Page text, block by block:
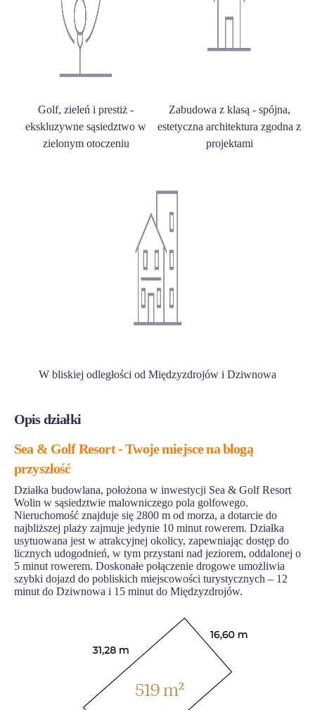
Golf, zieleń i prestiż -
ekskluzywne sąsiedztwo w
zielonym otoczeniu
Zabudowa z klasą - spójna,
estetyczna architektura zgodna z
projektami
W bliskiej odległości od Międzyzdrojów i Dziwnowa
Opis działki
Sea & Golf Resort - Twoje miejsce na błogą
przyszłość
Działka budowlana, położona w inwestycji Sea & Golf Resort
Wolin w sąsiedztwie malowniczego pola golfowego.
Nieruchomość znajduje się 2800 m od morza, a dotarcie do
najbliższej plaży zajmuje jedynie 10 minut rowerem. Działka
usytuowana jest w atrakcyjnej okolicy, zapewniając dostęp do
licznych udogodnień, w tym przystani nad jeziorem, oddalonej o
5 minut rowerem. Doskonałe połączenie drogowe umożliwia
szybki dojazd do pobliskich miejscowości turystycznych – 12
minut do Dziwnowa i 15 minut do Międzyzdrojów.